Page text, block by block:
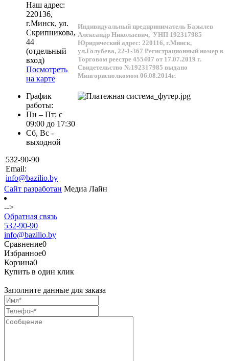
Наш адрес:
220136,
г.Минск, ул.
Скрипникова,
44
(отдельный
вход)
Посмотреть
на карте
График
работы:
Пн – Пт: с
09:00 до 17:30
Сб, Вс -
выходной
532-90-90
Email:
info@bazilio.by
Индивидуальный предприниматель Базылев
Александр Николаевич, УНП 192317985
Юридический адрес: 220116, г.Минск,
ул.Голубева, 22-1-367 Регистрационный номер в
Торговом реестре 455407 от 17.07.2019 г.
Свидетельство №192317985 выдано
Мингорисполкомом 06.08.2014г.
Сайт разработан Медиа Лайн
-->
Обратная связь
532-90-90
info@bazilio.by
Сравнение0
Избранное0
Корзина0
Купить в один клик
Заполните данные для заказа